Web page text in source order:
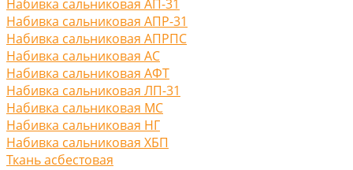
Набивка сальниковая АП-31
Набивка сальниковая АПР-31
Набивка сальниковая АПРПС
Набивка сальниковая АС
Набивка сальниковая АФТ
Набивка сальниковая ЛП-31
Набивка сальниковая МС
Набивка сальниковая НГ
Набивка сальниковая ХБП
Ткань асбестовая